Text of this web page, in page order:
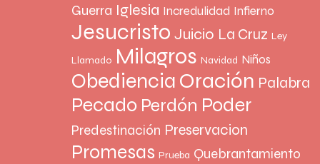
Guerra Iglesia Incredulidad Infierno
Jesucristo Juicio La Cruz Ley
Llamado Milagros Navidad Niños
Obediencia Oración Palabra
Pecado Perdón Poder
Predestinación Preservacion
Promesas Prueba Quebrantamiento